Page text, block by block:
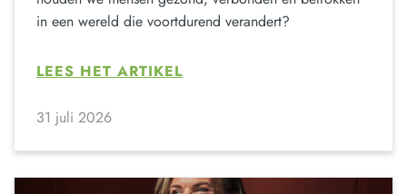
in een wereld die voortdurend verandert?
LEES HET ARTIKEL
31 juli 2026